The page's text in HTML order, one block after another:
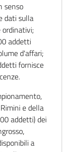
senso
dati sulla
addetti
d'affari;
fornisce
e della
addetti) dei
a